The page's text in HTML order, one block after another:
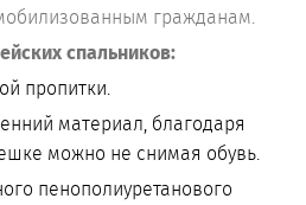
гражданам.
спальников:
пропитки.
материал, благодаря
можно не снимая обувь.
пенополиуретанового